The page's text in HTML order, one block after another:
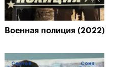
Военная полиция (2022)